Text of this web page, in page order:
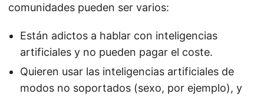
comunidades pueden ser varios:
Están adictos a hablar con inteligencias
artificiales y no pueden pagar el coste.
Quieren usar las inteligencias artificiales de
modos no soportados (sexo, por ejemplo), y